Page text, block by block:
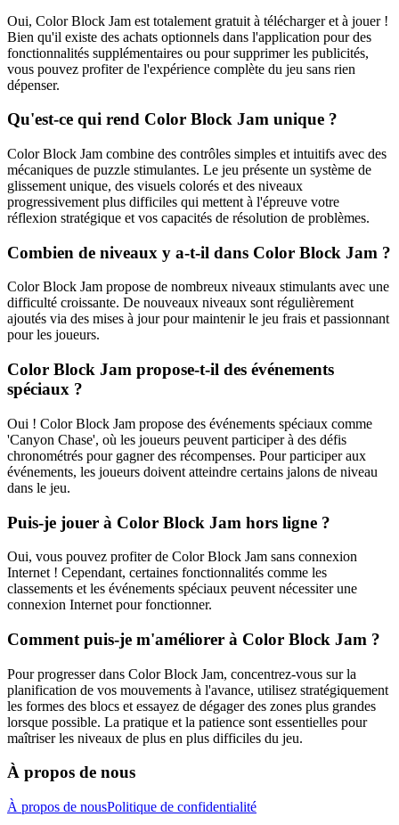
Oui, Color Block Jam est totalement gratuit à télécharger et à jouer !
Bien qu'il existe des achats optionnels dans l'application pour des
fonctionnalités supplémentaires ou pour supprimer les publicités,
vous pouvez profiter de l'expérience complète du jeu sans rien
dépenser.
Qu'est-ce qui rend Color Block Jam unique ?
Color Block Jam combine des contrôles simples et intuitifs avec des
mécaniques de puzzle stimulantes. Le jeu présente un système de
glissement unique, des visuels colorés et des niveaux
progressivement plus difficiles qui mettent à l'épreuve votre
réflexion stratégique et vos capacités de résolution de problèmes.
Combien de niveaux y a-t-il dans Color Block Jam ?
Color Block Jam propose de nombreux niveaux stimulants avec une
difficulté croissante. De nouveaux niveaux sont régulièrement
ajoutés via des mises à jour pour maintenir le jeu frais et passionnant
pour les joueurs.
Color Block Jam propose-t-il des événements
spéciaux ?
Oui ! Color Block Jam propose des événements spéciaux comme
'Canyon Chase', où les joueurs peuvent participer à des défis
chronométrés pour gagner des récompenses. Pour participer aux
événements, les joueurs doivent atteindre certains jalons de niveau
dans le jeu.
Puis-je jouer à Color Block Jam hors ligne ?
Oui, vous pouvez profiter de Color Block Jam sans connexion
Internet ! Cependant, certaines fonctionnalités comme les
classements et les événements spéciaux peuvent nécessiter une
connexion Internet pour fonctionner.
Comment puis-je m'améliorer à Color Block Jam ?
Pour progresser dans Color Block Jam, concentrez-vous sur la
planification de vos mouvements à l'avance, utilisez stratégiquement
les formes des blocs et essayez de dégager des zones plus grandes
lorsque possible. La pratique et la patience sont essentielles pour
maîtriser les niveaux de plus en plus difficiles du jeu.
À propos de nous
À propos de nousPolitique de confidentialité